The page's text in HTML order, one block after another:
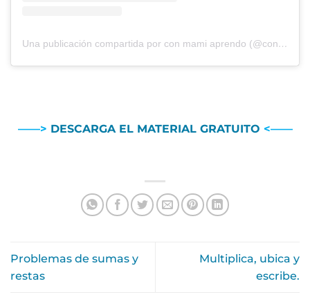
Una publicación compartida por con mami aprendo (@conmamiaprendo)
——> DESCARGA EL MATERIAL GRATUITO <——
Problemas de sumas y
restas
Multiplica, ubica y
escribe.